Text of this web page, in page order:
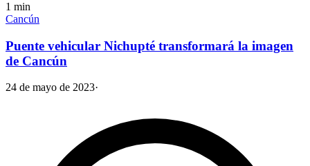
1 min
Cancún
Puente vehicular Nichupté transformará la imagen
de Cancún
24 de mayo de 2023·